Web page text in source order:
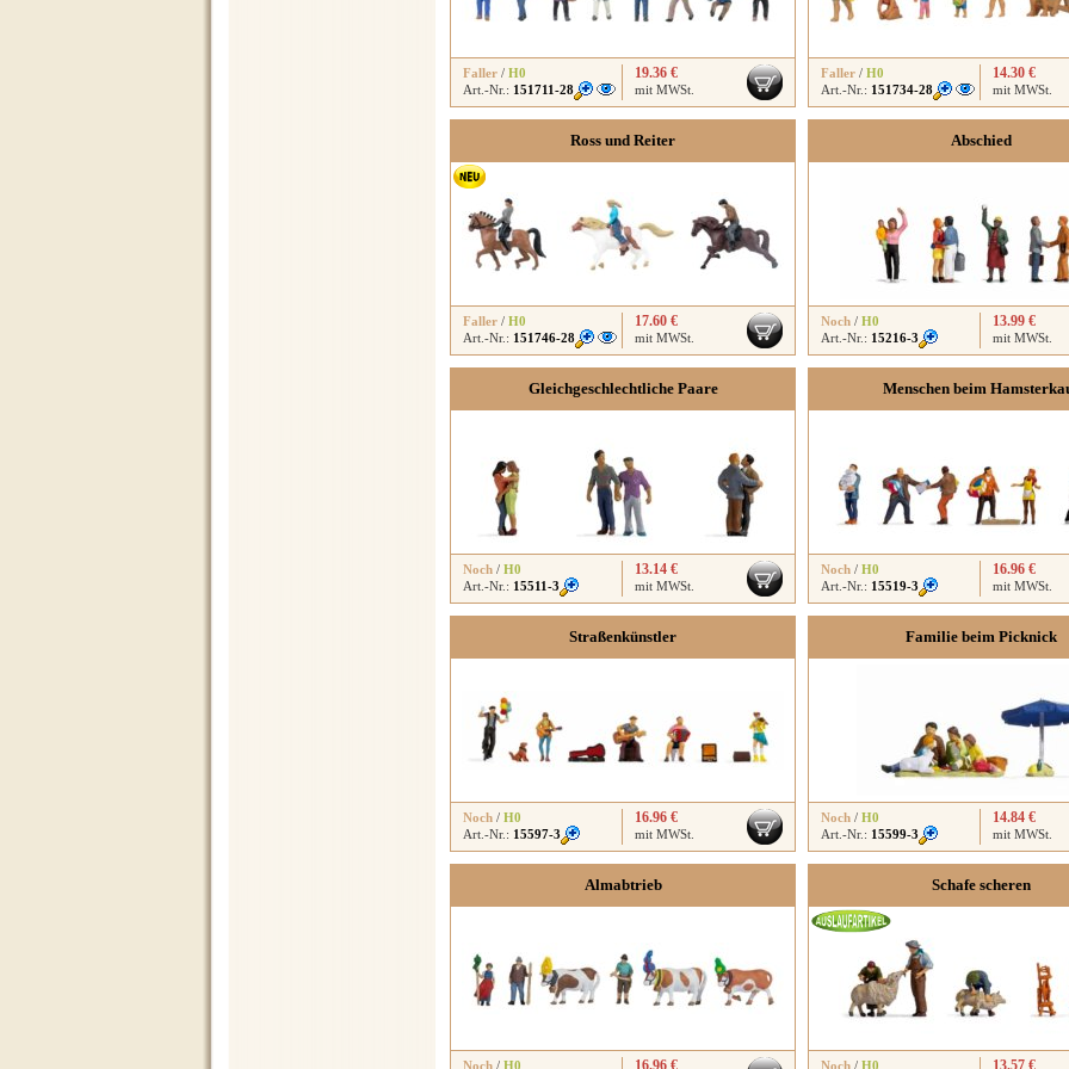
Faller / H0
Art.-Nr.: 151711-28
19.36 €
mit MWSt.
Faller / H0
Art.-Nr.: 151734-28
14.30 €
mit MWSt.
Ross und Reiter
Faller / H0
Art.-Nr.: 151746-28
17.60 €
mit MWSt.
Abschied
Noch / H0
Art.-Nr.: 15216-3
13.99 €
mit MWSt.
Gleichgeschlechtliche Paare
Noch / H0
Art.-Nr.: 15511-3
13.14 €
mit MWSt.
Menschen beim
Noch / H0
Art.-Nr.: 15519-3
16.96 €
mit MWSt.
Straßenkünstler
Noch / H0
Art.-Nr.: 15597-3
16.96 €
mit MWSt.
Familie beim Picknick
Noch / H0
Art.-Nr.: 15599-3
14.84 €
mit MWSt.
Almabtrieb
Noch / H0 16.96 €
Schafe scheren
Noch / H0 13.57 €